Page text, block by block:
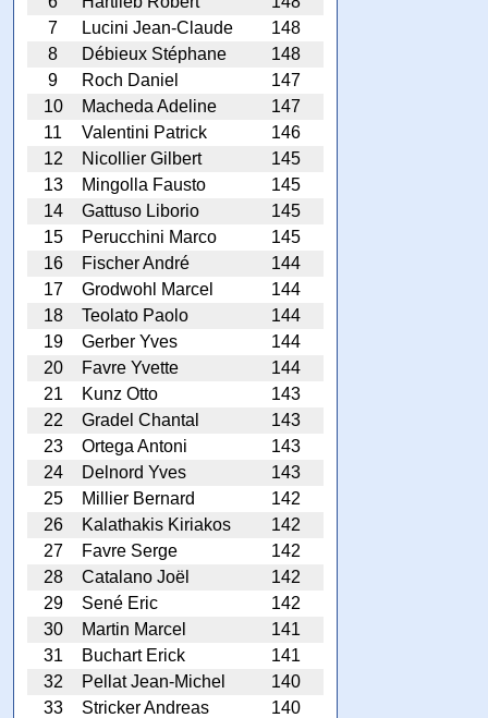
7
Lucini Jean-Claude
148
8
Débieux Stéphane
148
9
Roch Daniel
147
10
Macheda Adeline
147
11
Valentini Patrick
146
12
Nicollier Gilbert
145
13
Mingolla Fausto
145
14
Gattuso Liborio
145
15
Perucchini Marco
145
16
Fischer André
144
17
Grodwohl Marcel
144
18
Teolato Paolo
144
19
Gerber Yves
144
20
Favre Yvette
144
21
Kunz Otto
143
22
Gradel Chantal
143
23
Ortega Antoni
143
24
Delnord Yves
143
25
Millier Bernard
142
26
Kalathakis Kiriakos
142
27
Favre Serge
142
28
Catalano Joël
142
29
Sené Eric
142
30
Martin Marcel
141
31
Buchart Erick
141
32
Pellat Jean-Michel
140
33
Stricker Andreas
140